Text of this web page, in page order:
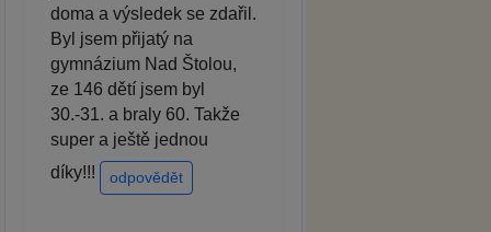
doma a výsledek se zdařil.
Byl jsem přijatý na
gymnázium Nad Štolou,
ze 146 dětí jsem byl
30.-31. a braly 60. Takže
super a ještě jednou
díky!!!
odpovědět